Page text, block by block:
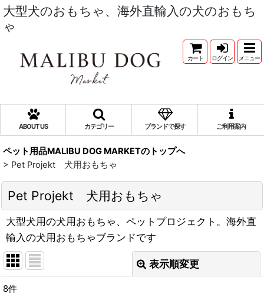
大型犬のおもちゃ、海外直輸入の犬のおもち
ゃ
カート ログイン メニュー
ABOUT US カテゴリー ブランドで探す ご利用案内
ペット用品MALIBU DOG MARKETのトップへ
> Pet Projekt 犬用おもちゃ
Pet Projekt 犬用おもちゃ
大型犬用の犬用おもちゃ、ペットプロジェクト。海外直
輸入の犬用おもちゃブランドです
表示順変更
8件